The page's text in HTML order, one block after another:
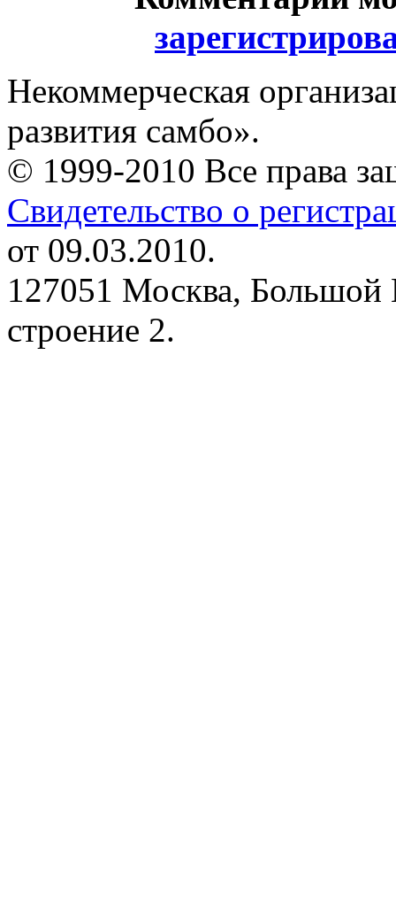
Некоммерческая
развития самбо».
© 1999-2010 Все права
Свидетельство о
от 09.03.2010.
127051 Москва, Большой
строение 2.